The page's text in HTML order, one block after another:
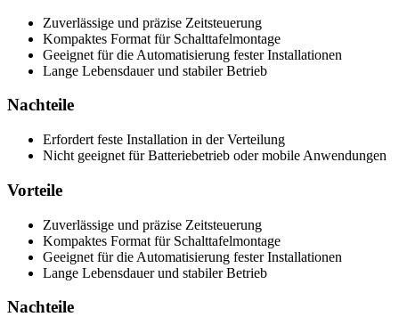
Zuverlässige und präzise Zeitsteuerung
Kompaktes Format für Schalttafelmontage
Geeignet für die Automatisierung fester Installationen
Lange Lebensdauer und stabiler Betrieb
Nachteile
Erfordert feste Installation in der Verteilung
Nicht geeignet für Batteriebetrieb oder mobile Anwendungen
Vorteile
Zuverlässige und präzise Zeitsteuerung
Kompaktes Format für Schalttafelmontage
Geeignet für die Automatisierung fester Installationen
Lange Lebensdauer und stabiler Betrieb
Nachteile